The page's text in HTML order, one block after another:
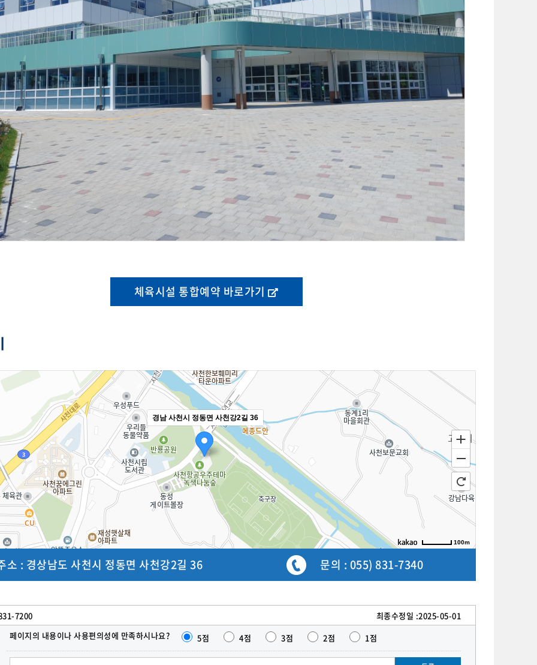
체육시설 통합예약 바로가기 (새
이
경남 사천시 정동면 사천강2길 36
100m
소 : 경상남도 사천시 정동면 사천강2길 36 문의 : 055) 831-7340
7200 최종수정일 :2025-05-01
페이지의 내용이나 사용편의성에 만족하시나요?
5점 4점 3점 2점 1점